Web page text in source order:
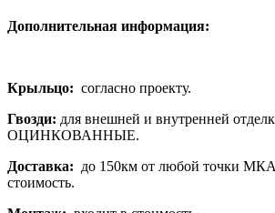
Дополнительная информация:
Крыльцо: согласно проекту.
Гвозди: для внешней и внутренней
ОЦИНКОВАННЫЕ.
Доставка: до 150км от любой точки
стоимость.